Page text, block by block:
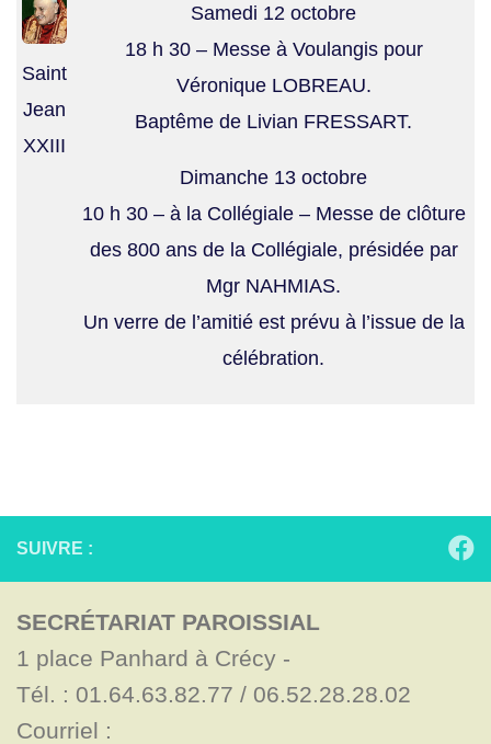
Saint
Jean
XXIII
Samedi 12 octobre
18 h 30 – Messe à Voulangis pour
Véronique LOBREAU.
Baptême de Livian FRESSART.
Dimanche 13 octobre
10 h 30 – à la Collégiale – Messe de clôture
des 800 ans de la Collégiale, présidée par
Mgr NAHMIAS.
Un verre de l’amitié est prévu à l’issue de la
célébration.
SUIVRE :
SECRÉTARIAT PAROISSIAL
1 place Panhard à Crécy -
Tél. : 01.64.63.82.77 / 06.52.28.28.02
Courriel :